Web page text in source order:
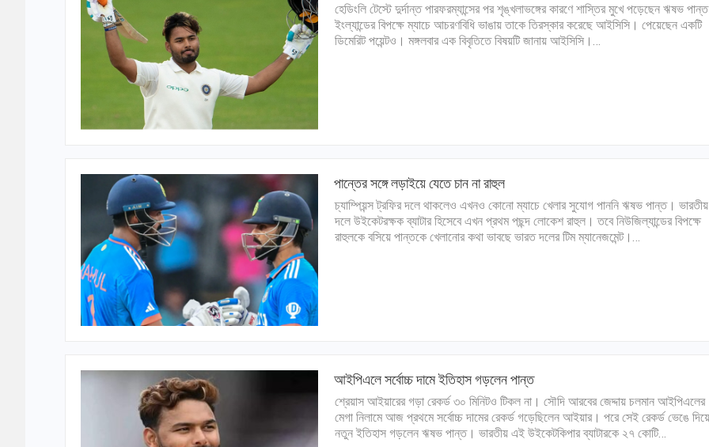
হেডিংলি টেস্টে দুর্দান্ত পারফরম্যান্সের পর শৃঙ্খলাভঙ্গের কারণে শাস্তির মুখে পড়েছেন ঋষভ
ইংল্যান্ডের বিপক্ষে ম্যাচে আচরণবিধি ভাঙায় তাকে তিরস্কার করেছে আইসিসি। পেয়েছেন একটি
ডিমেরিট পয়েন্টও। মঙ্গলবার এক বিবৃতিতে বিষয়টি জানায় আইসিসি।…
পান্তের সঙ্গে লড়াইয়ে যেতে চান না রাহুল
চ্যাম্পিয়ন্স ট্রফির দলে থাকলেও এখনও কোনো ম্যাচে খেলার সুযোগ পাননি ঋষভ পান্ত। ভারতীয়
দলে উইকেটরক্ষক ব্যাটার হিসেবে এখন প্রথম পছন্দ লোকেশ রাহুল। তবে নিউজিল্যান্ডের বিপক্ষে
রাহুলকে বসিয়ে পান্তকে খেলানোর কথা ভাবছে ভারত দলের টিম ম্যানেজমেন্ট।…
আইপিএলে সর্বোচ্চ দামে ইতিহাস গড়লেন পান্ত
শ্রেয়াস আইয়ারের গড়া রেকর্ড ৩০ মিনিটও টিকল না। সৌদি আরবের জেদ্দায় চলমান আইপিএলের
মেগা নিলামে আজ প্রথমে সর্বোচ্চ দামের রেকর্ড গড়েছিলেন আইয়ার। পরে সেই রেকর্ড ভেঙে দিয়ে
নতুন ইতিহাস গড়লেন ঋষভ পান্ত। ভারতীয় এই উইকেটকিপার ব্যাটারকে ২৭ কোটি…